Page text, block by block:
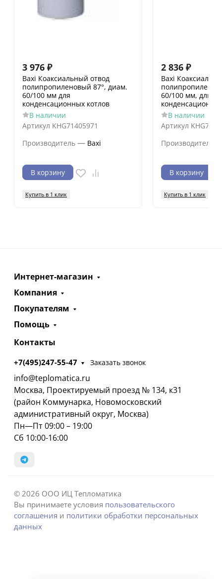
3 976 ₽
Baxi Коаксиальный отвод
полипропиленовый 87°, диам.
60/100 мм для
конденсационных котлов
В наличии
Артикул KHG71405971
Производитель — Baxi
В корзину
Купить в 1 клик
2 836 ₽
Baxi
60/100 мм,
В наличии
Артикул
Производитель
В корзину
Купить в 1 клик
Интернет-магазин
Компания
Покупателям
Помощь
Контакты
+7(495)247-55-47 Заказать звонок
info@teplomatica.ru
Москва, Проектируемый проезд № 134, к31
(район Коммунарка, Новомосковский
административный округ, Москва)
Пн—Пт 09:00 – 19:00
Сб 10:00-16:00
© 2026 ООО ИЦ Тепломатика
Вы принимаете условия пользовательского
соглашения и политики обработки персональных
данных